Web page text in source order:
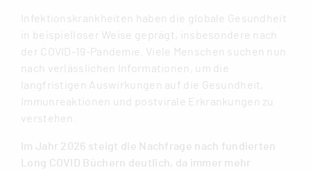
Infektionskrankheiten haben die globale Gesundheit
in beispielloser Weise geprägt, insbesondere nach
der COVID-19-Pandemie. Viele Menschen suchen nun
nach verlässlichen Informationen, um die
langfristigen Auswirkungen auf die Gesundheit,
Immunreaktionen und postvirale Erkrankungen zu
verstehen.
Im Jahr 2026 steigt die Nachfrage nach fundierten
Long COVID Büchern deutlich, da immer mehr